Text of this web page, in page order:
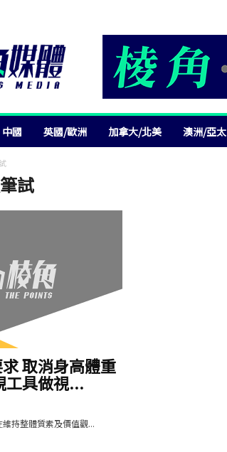
中國 英國/歐洲 加拿大/北美 澳洲/亞太
試
取消身高體重
工具做視...
持整體質素及價值觀...